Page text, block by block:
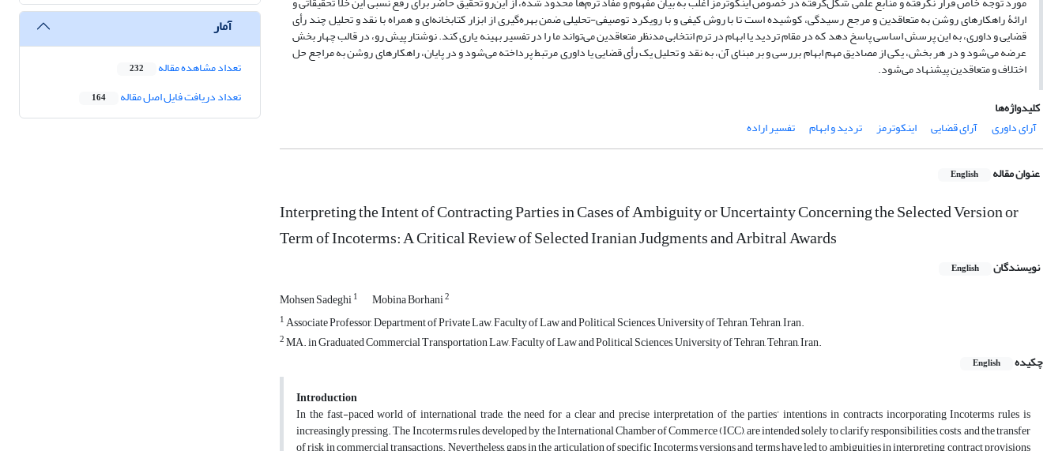
ارائۀ راهکارهای روشن به متعاقدین و مرجع رسیدگی، کوشیده است تا با روش کیفی و با رویکرد توصیفی-تحلیلی ضمن بهره‌گیری از ابزار کتابخانه‌ای و همراه با نقد و تحلیل چند رأی
قضایی و داوری، به این پرسش اساسی پاسخ دهد که در مقام تردید یا ابهام در ترم انتخابی مدنظر متعاقدین می‌تواند ما را در تفسیر بهینه یاری کند. نوشتار پیش رو، در قالب چهار بخش
عرضه می‌شود و در هر بخش، یکی از مصادیق مهم ابهام بررسی و بر مبنای آن، به نقد و تحلیل یک رأی قضایی یا داوری مرتبط پرداخته می‌شود و در پایان، راهکارهای روشن به مراجع حل
اختلاف و متعاقدین پیشنهاد می‌شود.
کلیدواژه‌ها
آرای داوری
آرای قضایی اینکوترمز تردید و ابهام تفسیر اراده
عنوان مقاله English
Interpreting the Intent of Contracting Parties in Cases of Ambiguity or Uncertainty Concerning the Selected Version or
Term of Incoterms: A Critical Review of Selected Iranian Judgments and Arbitral Awards
نویسندگان English
Mohsen Sadeghi1 Mobina Borhani2
1Associate Professor, Department of Private Law, Faculty of Law and Political Sciences, University of Tehran, Tehran, Iran.
2MA. in Graduated Commercial Transportation Law, Faculty of Law and Political Sciences, University of Tehran, Tehran, Iran.
چکیده
English
Introduction
In the fast-paced world of international trade, the need for a clear and precise interpretation of the parties’ intentions in contracts incorporating Incoterms rules is
increasingly pressing. The Incoterms rules, developed by the International Chamber of Commerce (ICC), are intended solely to clarify responsibilities, costs, and the transfer
آمار
تعداد مشاهده مقاله 232
تعداد دریافت فایل اصل مقاله 164